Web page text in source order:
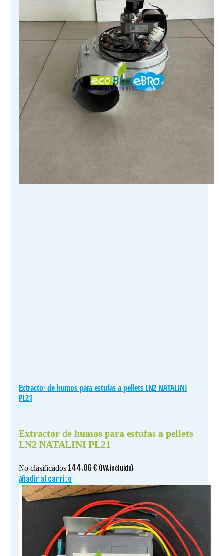
Extractor de humos para estufas a pellets LN2 NATALINI
PL21
Extractor de humos para estufas a pellets
LN2 NATALINI PL21
No clasificados 144.06 € (IVA incluido)
Añadir al carrito